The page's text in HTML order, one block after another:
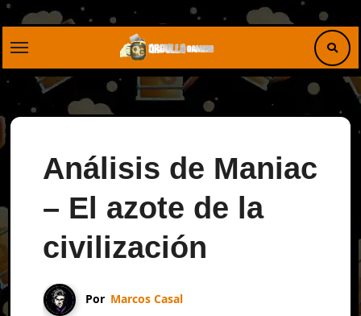
Saltar
Análisis de Maniac
– El azote de la
civilización
Por Marcos Casal